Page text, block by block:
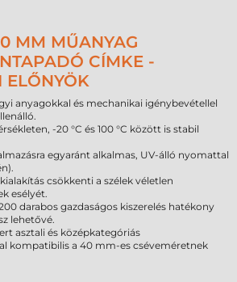
MM MŰANYAG
CÍMKE -
ELŐNYÖK
anyagokkal és mechanikai igénybevétellel
-20 °C és 100 °C között is stabil
egyaránt alkalmas, UV-álló nyomattal
csökkenti a szélek véletlen
esélyét.
darabos gazdaságos kiszerelés hatékony
lehetővé.
asztali és középkategóriás
kompatibilis a 40 mm-es cséveméretnek